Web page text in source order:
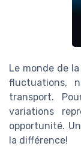
Le monde de
fluctuations,
transport.
variations
opportunité.
la différence!